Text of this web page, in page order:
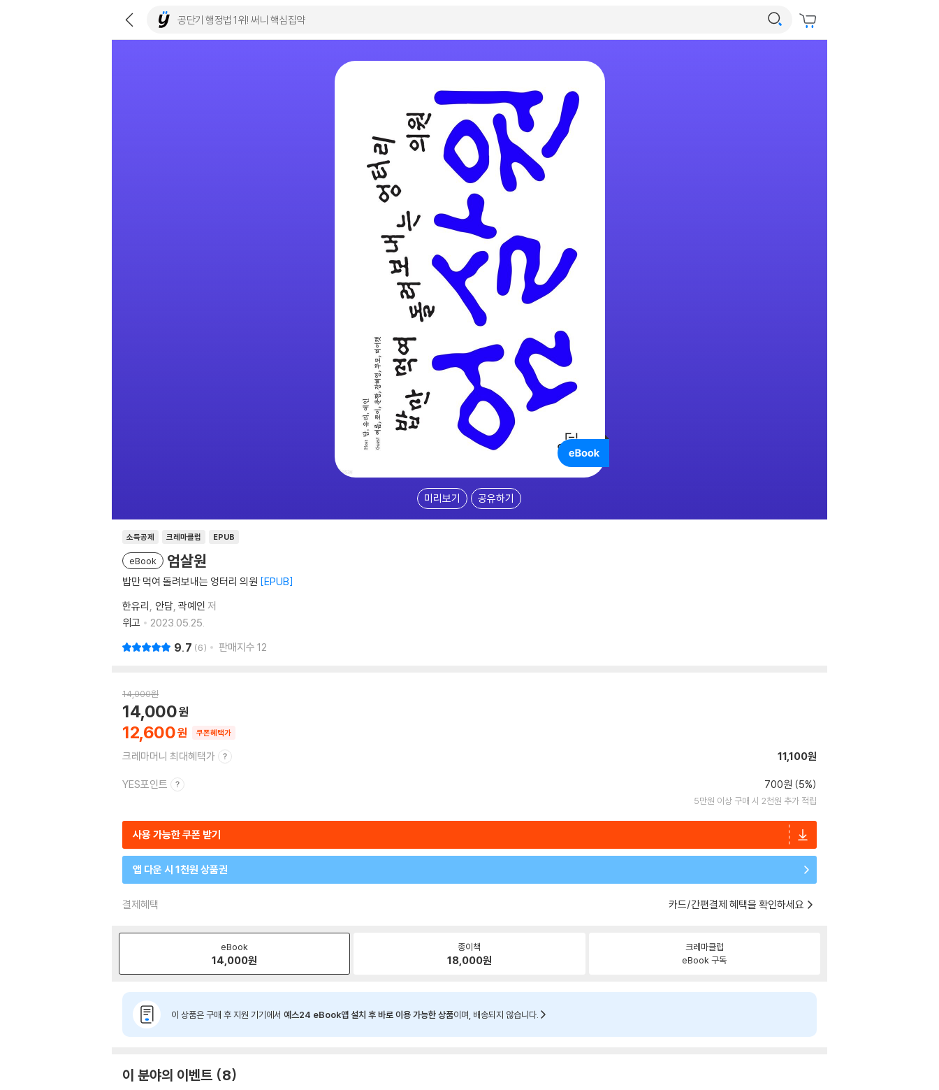
미리보기 공유하기
소득공제 크레마클럽 EPUB
eBook 엄살원
밥만 먹여 돌려보내는 엉터리 의원 EPUB
한유리 안담 곽예인 저
위고
2023.05.25.
9.7 6 판매지수 12
14,000원
12,600
14,000
쿠폰혜택가
크레마머니 최대혜택가 11,100원
YES포인트 700원 (5%)
5만원 이상 구매 시 2천원 추가 적립
사용 가능한 쿠폰 받기
앱 다운 시 1천원 상품권
결제혜택 카드/간편결제 혜택을 확인하세요
eBook
14,000원
종이책
18,000원
크레마클럽
eBook 구독
이 상품은 구매 후 지원 기기에서 예스24 eBook앱 설치 후 바로 이용 가능한 상품이며, 배송되지 않습니다.
이 분야의 이벤트 8